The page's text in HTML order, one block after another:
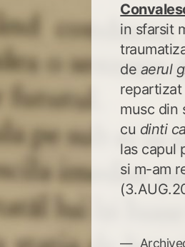
in sfarsit
de aerul
repartizat
musc din
cu dinti
las capul
si m-am